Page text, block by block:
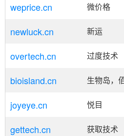
weprice.cn 微价格
newluck.cn 新运
overtech.cn 过度技术
bioisland.cn 生物岛，
joyeye.cn 悦目
gettech.cn 获取技术